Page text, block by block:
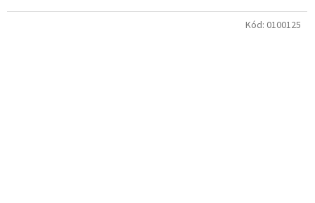
Kód: 0100125